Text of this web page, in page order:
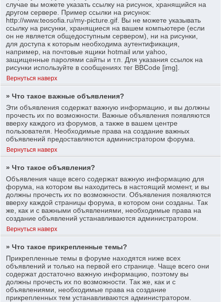
случае вы можете указать ссылку на рисунок, хранящийся на
другом сервере. Пример ссылки на рисунок:
http://www.teosofia.ru/my-picture.gif. Вы не можете указывать
ссылку на рисунки, хранящиеся на вашем компьютере (если
он не является общедоступным сервером), ни на рисунки,
для доступа к которым необходима аутентификация,
например, на почтовые ящики hotmail или yahoo,
защищенные паролями сайты и т.п. Для указания ссылок на
рисунки используйте в сообщениях тег BBCode [img].
Вернуться наверх
» Что такое важные объявления?
Эти объявления содержат важную информацию, и вы должны
прочесть их по возможности. Важные объявления появляются
вверху каждого из форумов, а также в вашем центре
пользователя. Необходимые права на создание важных
объявлений предоставляются администратором форума.
Вернуться наверх
» Что такое объявления?
Объявления чаще всего содержат важную информацию для
форума, на котором вы находитесь в настоящий момент, и вы
должны прочесть их по возможности. Объявления появляются
вверху каждой страницы форума, в котором они созданы. Так
же, как и с важными объявлениями, необходимые права на
создание объявлений устанавливаются администратором.
Вернуться наверх
» Что такое прикрепленные темы?
Прикрепленные темы в форуме находятся ниже всех
объявлений и только на первой его странице. Чаще всего они
содержат достаточно важную информацию, поэтому вы
должны прочесть их по возможности. Так же, как и с
объявлениями, необходимые права на создание
прикрепленных тем устанавливаются администратором.